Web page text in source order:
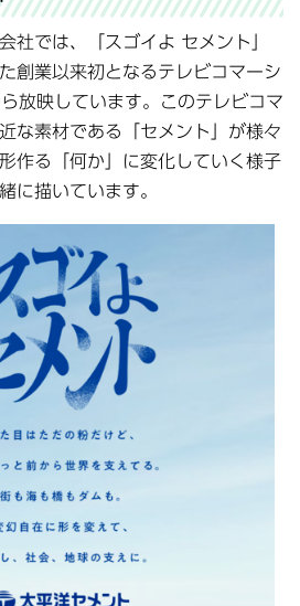
社では、「スゴイよ セメント」
創業以来初となるテレビコマーシ
放映しています。このテレビコマ
な素材である「セメント」が様々
作る「何か」に変化していく様子
に描いています。